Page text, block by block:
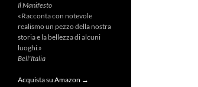
Il Manifesto
«Racconta con notevole
realismo un pezzo della nostra
storia e la bellezza di alcuni
luoghi.»
Bell'Italia
Acquista su Amazon →